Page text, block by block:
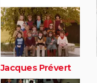
Jacques Prévert